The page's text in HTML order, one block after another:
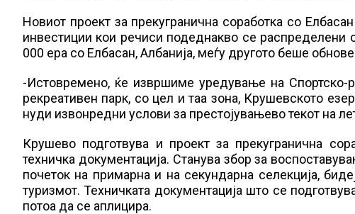
Новиот проект за прекугранична соработка со
инвестиции кои речиси подеднакво се распределени
000 ера со Елбасан, Албанија, меѓу другото беше
-Истовремено, ќе извршиме уредување на Спортско-
рекреативен парк, со цел и таа зона, Крушевското
нуди извонредни услови за престојувањево текот на
Крушево подготвува и проект за прекугранична
техничка документација. Станува збор за
почеток на примарна и на секундарна селекција,
туризмот. Техничката документација што се
потоа да се аплицира.